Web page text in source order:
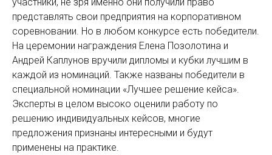
представлять свои предприятия на корпоративном
соревновании. Но в любом конкурсе есть победители.
На церемонии награждения Елена Позолотина и
Андрей Каплунов вручили дипломы и кубки лучшим в
каждой из номинаций. Также названы победители в
специальной номинации «Лучшее решение кейса».
Эксперты в целом высоко оценили работу по
решению индивидуальных кейсов, многие
предложения признаны интересными и будут
применены на практике.